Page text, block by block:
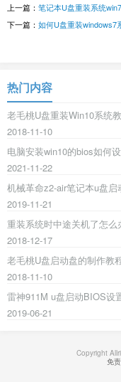
上一篇： 笔记本U盘重装系统
下一篇： 如何U盘重装windows7
热门内容
老毛桃U盘重装Win10系统
2018-11-10
电脑安装win10的bios如何
2021-11-22
机械革命z2-air笔记本u盘
2019-11-21
重装系统时中途关机了怎么
2018-12-17
老毛桃U盘启动盘的制作教
2018-11-10
雷神911M u盘启动BIOS设
2019-06-21
Copyright
免